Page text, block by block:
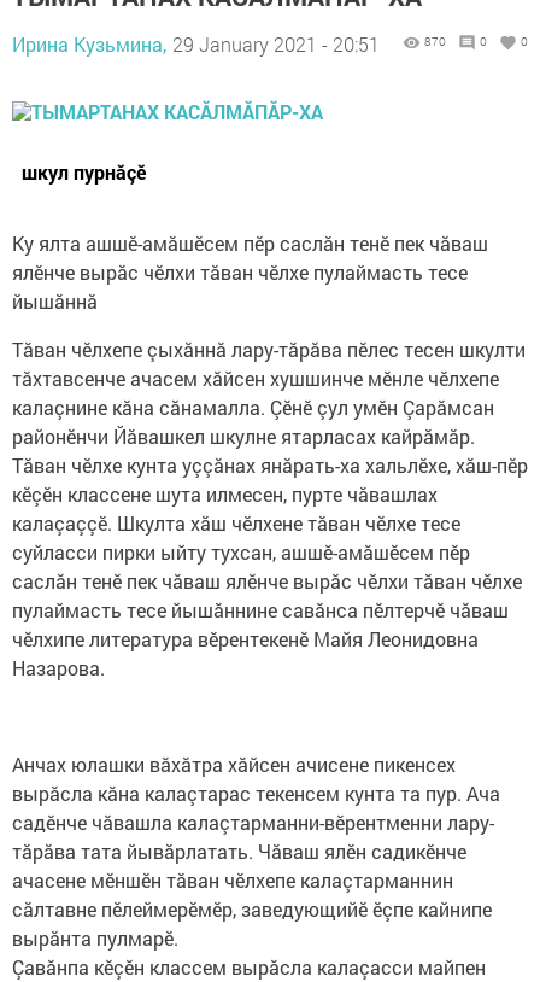
Ирина Кузьмина, 29 January 2021 - 20:51 870 0 0
шкул пурнăçӗ
Ку ялта ашшӗ-амăшӗсем пӗр саслăн тенӗ пек чăваш
ялӗнче вырăс чӗлхи тăван чӗлхе пулаймасть тесе
йышăннă
Тăван чӗлхепе çыхăннă лару-тăрăва пӗлес тесен шкулти
тăхтавсенче ачасем хăйсен хушшинче мӗнле чӗлхепе
калаçнине кăна сăнамалла. Çӗнӗ çул умӗн Çарăмсан
районӗнчи Йăвашкел шкулне ятарласах кайрăмăр.
Тăван чӗлхе кунта уççăнах янăрать-ха хальлӗхе, хăш-пӗр
кӗçӗн классене шута илмесен, пурте чăвашлах
калаçаççӗ. Шкулта хăш чӗлхене тăван чӗлхе тесе
суйласси пирки ыйту тухсан, ашшӗ-амăшӗсем пӗр
саслăн тенӗ пек чăваш ялӗнче вырăс чӗлхи тăван чӗлхе
пулаймасть тесе йышăннине савăнса пӗлтерчӗ чăваш
чӗлхипе литература вӗрентекенӗ Майя Леонидовна
Назарова.
Анчах юлашки вăхăтра хăйсен ачисене пикенсех
вырăсла кăна калаçтарас текенсем кунта та пур. Ача
садӗнче чăвашла калаçтарманни-вӗрентменни лару-
тăрăва тата йывăрлатать. Чăваш ялӗн садикӗнче
ачасене мӗншӗн тăван чӗлхепе калаçтарманнин
сăлтавне пӗлеймерӗмӗр, заведующийӗ ӗçпе кайнипе
вырăнта пулмарӗ.
Çавăнпа кӗçӗн классем вырăсла калаçасси майпен